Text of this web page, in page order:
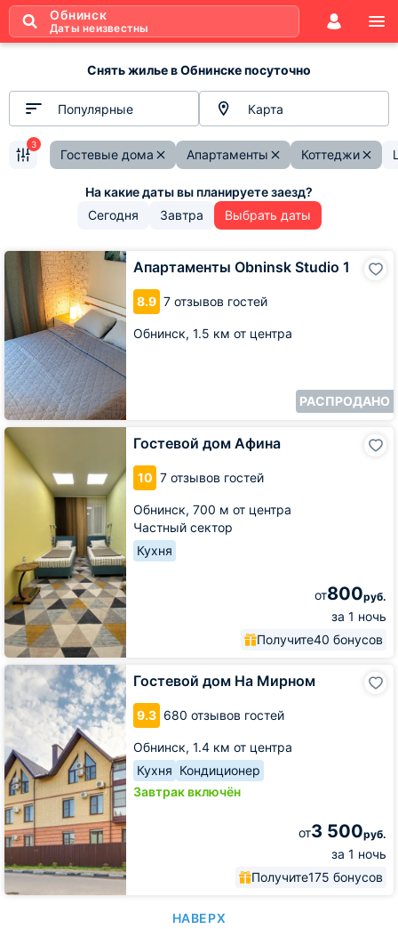
Обнинск
Даты неизвестны
Снять жилье в Обнинске посуточно
Популярные Карта
Гостевые дома Апартаменты Коттеджи
3
Сегодня Завтра Выбрать даты
Апартаменты Obninsk Studio 1
8.9 7 отзывов гостей
Обнинск, 1.5 км от центра
РАСПРОДАНО
Апартаменты
Obninsk
Studio
1
Гостевой дом Афина
10 7 отзывов гостей
Обнинск, 700 м от центра
Частный сектор
Кухня
от800руб.
за 1 ночь
Получите40 бонусов
Гостевой
дом
Афина
Гостевой дом На Мирном
9.3 680 отзывов гостей
Обнинск, 1.4 км от центра
Кухня Кондиционер
Завтрак включён
от3 500руб.
за 1 ночь
Получите175 бонусов
Гостевой
На
Мирном
НАВЕРХ